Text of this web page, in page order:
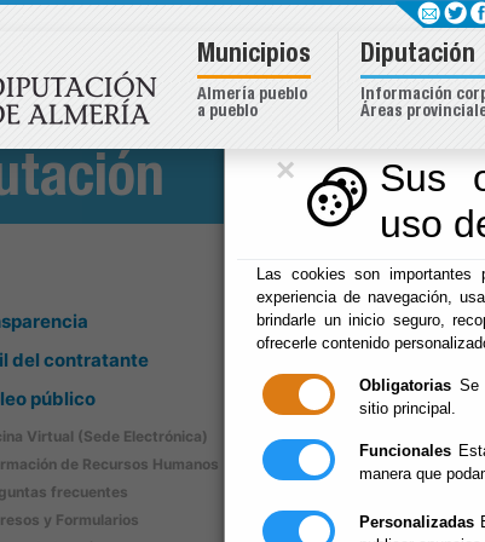
×
Sus
uso
Las cookies son importantes
experiencia de navegación,
brindarle un inicio seguro,
ofrecerle contenido
Obligatorias Se
sitio principal.
Funcionales
manera que
Personalizadas
del contratante
público
Virtual (Sede Electrónica)
de Recursos Humanos
frecuentes
y Formularios
Inicio -
Escuchar
Área de
Las
Atender
para
Municipios
Almería pueblo
a pueblo
Diputación
Información
Áreas